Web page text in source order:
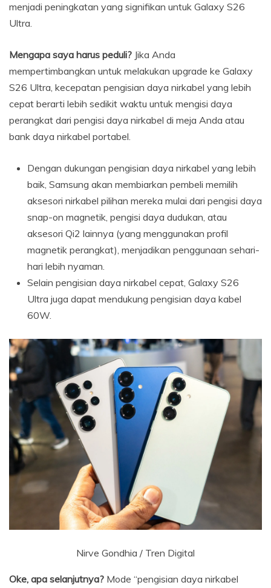
menjadi peningkatan yang signifikan untuk Galaxy S26
Ultra.
Mengapa saya harus peduli? Jika Anda
mempertimbangkan untuk melakukan upgrade ke Galaxy
S26 Ultra, kecepatan pengisian daya nirkabel yang lebih
cepat berarti lebih sedikit waktu untuk mengisi daya
perangkat dari pengisi daya nirkabel di meja Anda atau
bank daya nirkabel portabel.
Dengan dukungan pengisian daya nirkabel yang lebih
baik, Samsung akan membiarkan pembeli memilih
aksesori nirkabel pilihan mereka mulai dari pengisi daya
snap-on magnetik, pengisi daya dudukan, atau
aksesori Qi2 lainnya (yang menggunakan profil
magnetik perangkat), menjadikan penggunaan sehari-
hari lebih nyaman.
Selain pengisian daya nirkabel cepat, Galaxy S26
Ultra juga dapat mendukung pengisian daya kabel
60W.
Nirve Gondhia / Tren Digital
Oke, apa selanjutnya? Mode “pengisian daya nirkabel